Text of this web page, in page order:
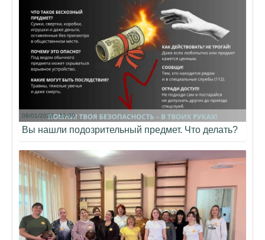
08/01/2026 - 10:09
Вы нашли подозрительный предмет. Что делать?